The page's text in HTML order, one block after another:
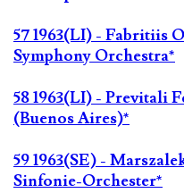
57 1963(LI) - Fabritiis
Symphony Orchestra*
58 1963(LI) - Previtali
(Buenos Aires)*
59 1963(SE) -
Sinfonie-Orchester*